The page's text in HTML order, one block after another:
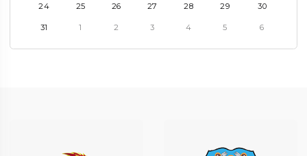
24 25 26 27 28 29 30
31 1 2 3 4 5 6